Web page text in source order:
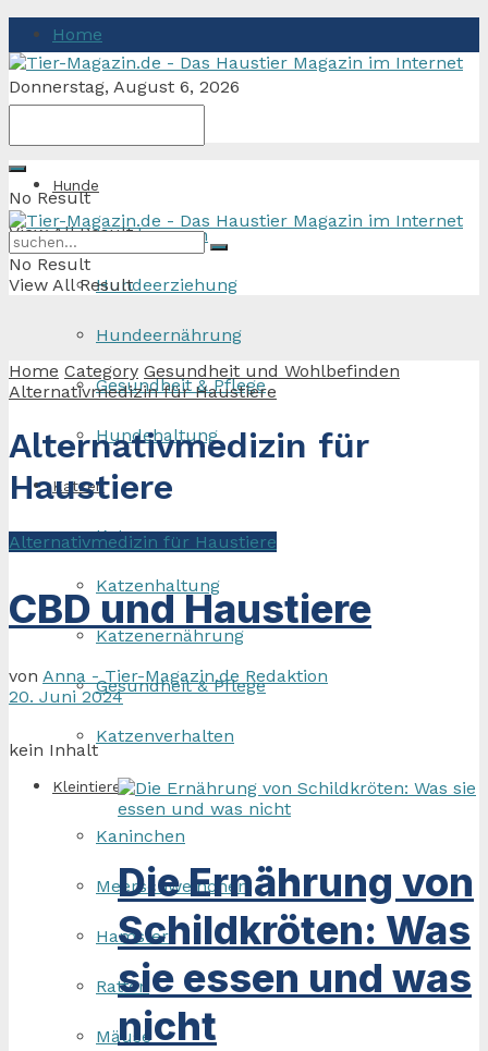
Home
Donnerstag, August 6, 2026
No Result
View All Result
Hunde
Hunderassen
Hundeerziehung
Hundeernährung
Gesundheit & Pflege
Hundehaltung
Katzen
Katzenrassen
Katzenhaltung
Katzenernährung
Gesundheit & Pflege
Katzenverhalten
Kleintiere
Kaninchen
Meerschweinchen
Hamster
Ratten
Mäuse
No Result
View All Result
Home Category Gesundheit und Wohlbefinden
Alternativmedizin für Haustiere
Alternativmedizin für
Haustiere
Alternativmedizin für Haustiere
CBD und Haustiere
von Anna - Tier-Magazin.de Redaktion
20. Juni 2024
kein Inhalt
Die Ernährung von
Schildkröten: Was
sie essen und was
nicht